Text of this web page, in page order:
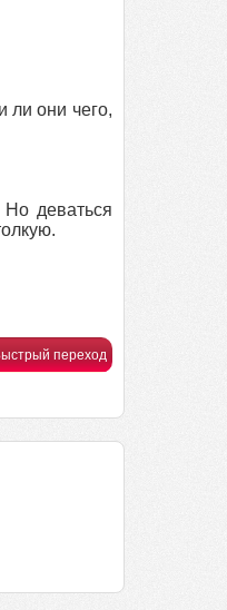
ли они чего,
деваться
переход